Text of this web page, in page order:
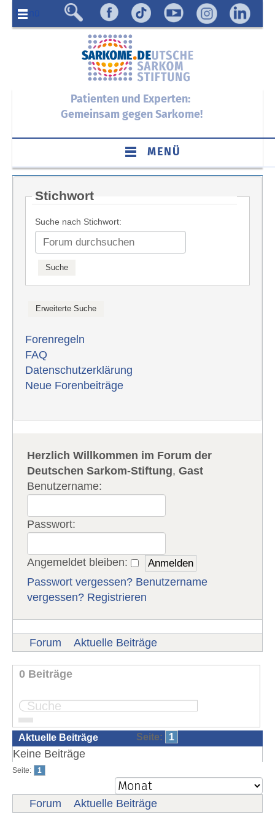
Menü
Patienten und Experten:
Gemeinsam gegen Sarkome!
MENÜ
Stichwort
Suche nach Stichwort:
Forenregeln
FAQ
Datenschutzerklärung
Neue Forenbeiträge
Herzlich Willkommen im Forum der
Deutschen Sarkom-Stiftung,Gast
Benutzername:
Passwort:
Angemeldet bleiben:
Passwort vergessen? Benutzername
vergessen? Registrieren
Forum Aktuelle Beiträge
0 Beiträge
Seite: 1
Aktuelle Beiträge
Keine Beiträge
Seite: 1
Forum Aktuelle Beiträge